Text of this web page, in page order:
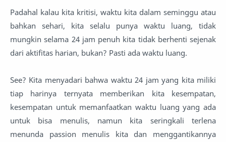
Padahal kalau kita kritisi, waktu kita dalam seminggu atau
bahkan sehari, kita selalu punya waktu luang, tidak
mungkin selama 24 jam penuh kita tidak berhenti sejenak
dari aktifitas harian, bukan? Pasti ada waktu luang.
See? Kita menyadari bahwa waktu 24 jam yang kita miliki
tiap harinya ternyata memberikan kita kesempatan,
kesempatan untuk memanfaatkan waktu luang yang ada
untuk bisa menulis, namun kita seringkali terlena
menunda passion menulis kita dan menggantikannya